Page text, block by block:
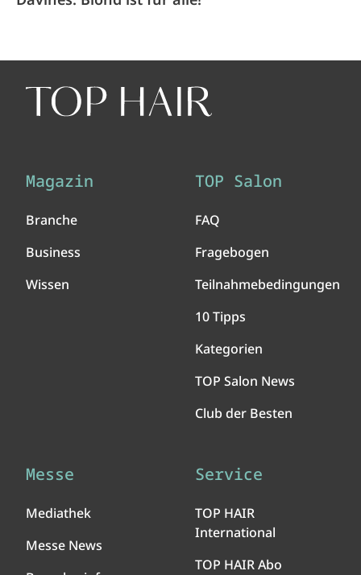
Magazin
Branche
Business
Wissen
TOP Salon
FAQ
Fragebogen
Teilnahmebedingungen
10 Tipps
Kategorien
TOP Salon News
Club der Besten
Messe
Mediathek
Messe News
Service
TOP HAIR
International
TOP HAIR Abo